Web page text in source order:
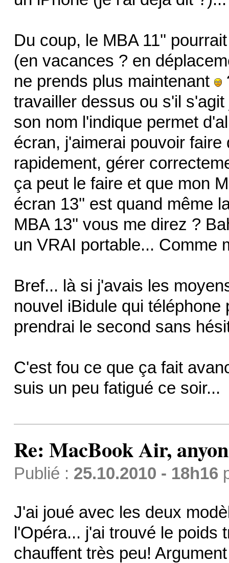
Du coup, le MBA 11''
(en vacances ? en
ne prends plus maintenant
travailler dessus ou s'il
son nom l'indique permet
écran, j'aimerai pouvoir
rapidement, gérer
ça peut le faire et que mon
écran 13'' est quand même
MBA 13'' vous me direz ?
un VRAI portable... Comme
Bref... là si j'avais les
nouvel iBidule qui
prendrai le second sans
C'est fou ce que ça fait
suis un peu fatigué ce soir...
Re: MacBook Air,
Publié : 25.10.2010 - 18h16
J'ai joué avec les deux
l'Opéra... j'ai trouvé le poids
chauffent très peu!